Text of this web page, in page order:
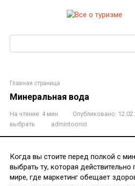
Главная страница
Минеральная вода
На чтение: 4 мин Опубликовано:
выбрать
admintoorist
Когда вы стоите перед полкой с
выбрать ту, которая действительно
мире, где маркетинг обещает